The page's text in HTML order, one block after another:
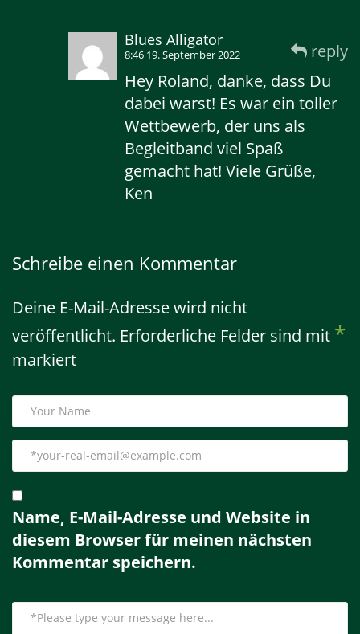
Blues Alligator
8:46 19. September 2022
Hey Roland, danke, dass Du
dabei warst! Es war ein toller
Wettbewerb, der uns als
Begleitband viel Spaß
gemacht hat! Viele Grüße,
Ken
reply
Schreibe einen Kommentar
Deine E-Mail-Adresse wird nicht
veröffentlicht. Erforderliche Felder sind mit *
markiert
Name, E-Mail-Adresse und Website in
diesem Browser für meinen nächsten
Kommentar speichern.